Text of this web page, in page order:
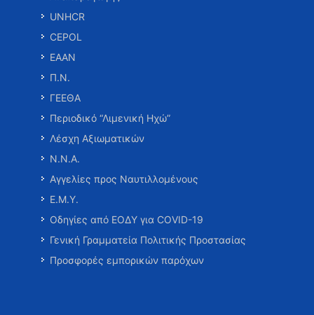
UNHCR
CEPOL
ΕΑΑΝ
Π.Ν.
ΓΕΕΘΑ
Περιοδικό “Λιμενική Ηχώ”
Λέσχη Αξιωματικών
Ν.Ν.Α.
Αγγελίες προς Ναυτιλλομένους
Ε.Μ.Υ.
Οδηγίες από ΕΟΔΥ για COVID-19
Γενική Γραμματεία Πολιτικής Προστασίας
Προσφορές εμπορικών παρόχων